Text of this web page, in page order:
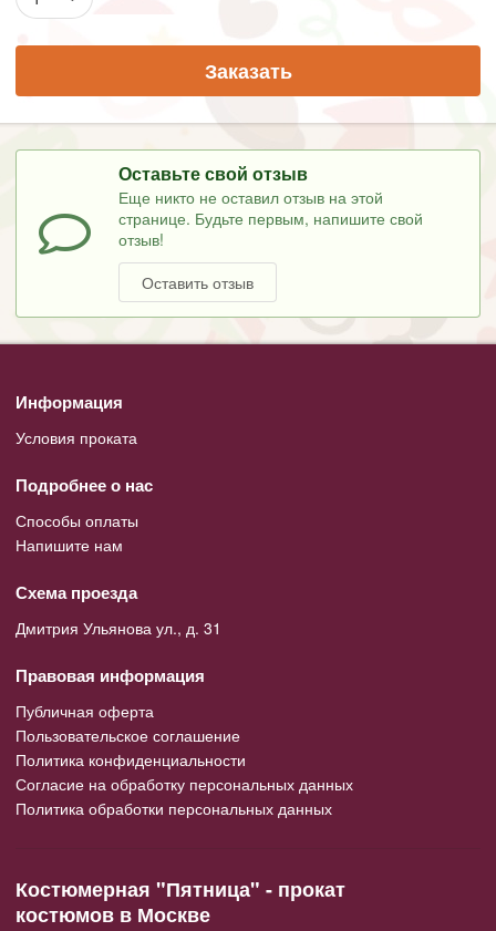
Заказать
Оставьте свой отзыв
Еще никто не оставил отзыв на этой
странице. Будьте первым, напишите свой
отзыв!
Оставить отзыв
Информация
Условия проката
Подробнее о нас
Способы оплаты
Напишите нам
Схема проезда
Дмитрия Ульянова ул., д. 31
Правовая информация
Публичная оферта
Пользовательское соглашение
Политика конфиденциальности
Согласие на обработку персональных данных
Политика обработки персональных данных
Костюмерная "Пятница" - прокат
костюмов в Москве